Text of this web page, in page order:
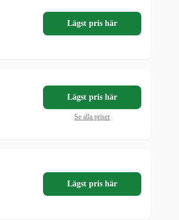
Lägst pris här
Lägst pris här
Se alla priser
Lägst pris här